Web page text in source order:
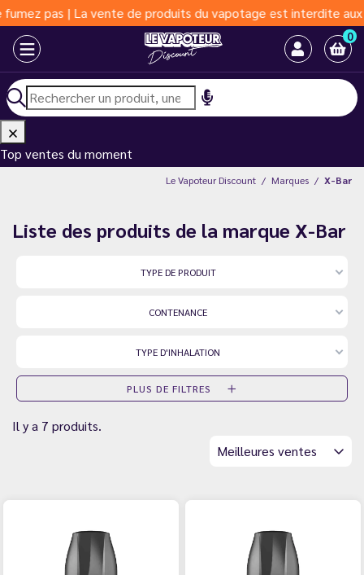
pas | La vente de produits du vapotage est interdite aux
0
Top ventes du moment
Le Vapoteur Discount Marques X-Bar
Liste des produits de la marque X-Bar
TYPE DE PRODUIT
CONTENANCE
TYPE D'INHALATION
PLUS DE FILTRES
Il y a 7 produits.
Meilleures ventes